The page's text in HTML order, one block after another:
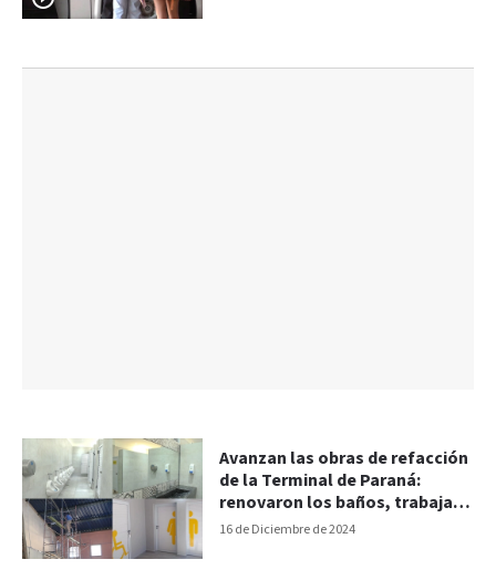
16 de Diciembre de 2024
Avanzan las obras de refacción
de la Terminal de Paraná:
renovaron los baños, trabajan
en el techo y colocan cámaras